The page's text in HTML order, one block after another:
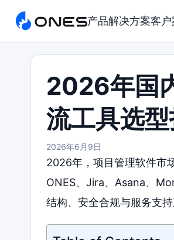
产品解决方案客户
2026年国
流工具选
2026年6月9日
2026年，项目管理软件市
ONES、Jira、Asana、
结构、安全合规与服务支